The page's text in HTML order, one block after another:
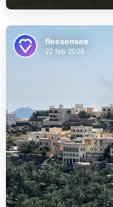
fleesensee
22 feb 2026